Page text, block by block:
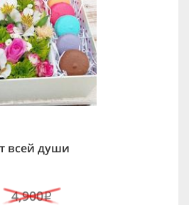
всей души
4,900i